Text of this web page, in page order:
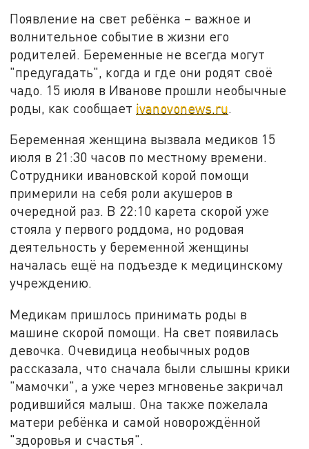
Появление на свет ребёнка – важное и
волнительное событие в жизни его
родителей. Беременные не всегда могут
"предугадать", когда и где они родят своё
чадо. 15 июля в Иванове прошли необычные
роды, как сообщает ivanovonews.ru.
Беременная женщина вызвала медиков 15
июля в 21:30 часов по местному времени.
Сотрудники ивановской корой помощи
примерили на себя роли акушеров в
очередной раз. В 22:10 карета скорой уже
стояла у первого роддома, но родовая
деятельность у беременной женщины
началась ещё на подъезде к медицинскому
учреждению.
Медикам пришлось принимать роды в
машине скорой помощи. На свет появилась
девочка. Очевидица необычных родов
рассказала, что сначала были слышны крики
"мамочки", а уже через мгновенье закричал
родившийся малыш. Она также пожелала
матери ребёнка и самой новорождённой
"здоровья и счастья".